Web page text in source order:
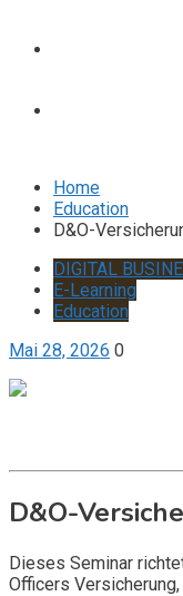
Home
Education
D&O-
DIGITAL
E-Learning
Education
Mai 28, 2026 0
D&O-
Dieses Seminar
Officers